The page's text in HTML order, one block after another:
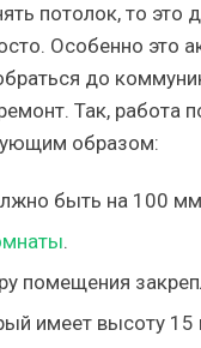
потолок, то это
Особенно это
до
Так, работа
образом:
быть на 100
.
помещения
имеет высоту